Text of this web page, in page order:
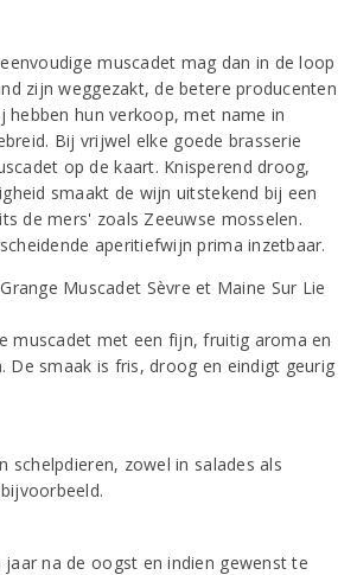
muscadet mag dan in de loop
zijn weggezakt, de betere producenten
hebben hun verkoop, met name in
Bij vrijwel elke goede brasserie
op de kaart. Knisperend droog,
smaakt de wijn uitstekend bij een
de mers' zoals Zeeuwse mosselen.
aperitiefwijn prima inzetbaar.
muscadet met een fijn, fruitig aroma en
De smaak is fris, droog en eindigt geurig
schelpdieren, zowel in salades als
na de oogst en indien gewenst te